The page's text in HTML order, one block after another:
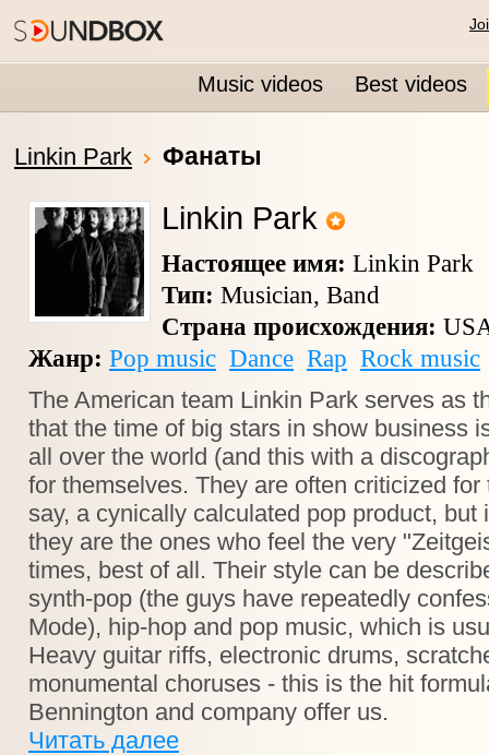
Music videos Best videos
Linkin Park Фанаты
Linkin Park
Настоящее имя: Linkin Park
Тип: Musician, Band
Страна происхождения:
Жанр: Pop music Dance Rap Rock music
The American team Linkin Park serves as
that the time of big stars in show business
all over the world (and this with a
for themselves. They are often criticized
say, a cynically calculated pop product,
they are the ones who feel the very
times, best of all. Their style can be
synth-pop (the guys have repeatedly
Mode), hip-hop and pop music, which is
Heavy guitar riffs, electronic drums,
monumental choruses - this is the hit
Bennington and company offer us.
Читать далее